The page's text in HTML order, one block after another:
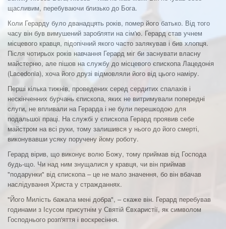
щасливим, перебуваючи близько до Бога.
Коли Герарду було дванадцять років, помер його батько. Від того
часу він був вимушений заробляти на сім'ю. Герард став учнем
місцевого кравця, підопічний якого часто залякував і бив хлопця.
Після чотирьох років навчання Герард міг би заснувати власну
майстерню, але пішов на службу до місцевого єпископа Лацедонія
(Lacedonia), хоча його друзі відмовляли його від цього наміру.
Перші кілька тижнів, проведених серед сердитих спалахів і
нескінченних бурчань єпископа, яких не витримували попередні
слуги, не впливали на Герарда і не були перешкодою для
подальшої праці. На службі у єпископа Герард проявив себе
майстром на всі руки, тому залишився у нього до його смерті,
виконувавши усяку поручену йому роботу.
Герард вірив, що виконує волю Божу, тому приймав від Господа
будь-що. Чи над ним знущалися у кравця, чи він приймав
"подарунки" від єпископа – це не мало значення, бо він вбачав
наслідування Христа у стражданнях.
"Його Милість бажала мені добра", – скаже він. Герард перебував
годинами з Ісусом присутнім у Святій Євхаристії, як символом
Господнього розп'яття і воскресіння.